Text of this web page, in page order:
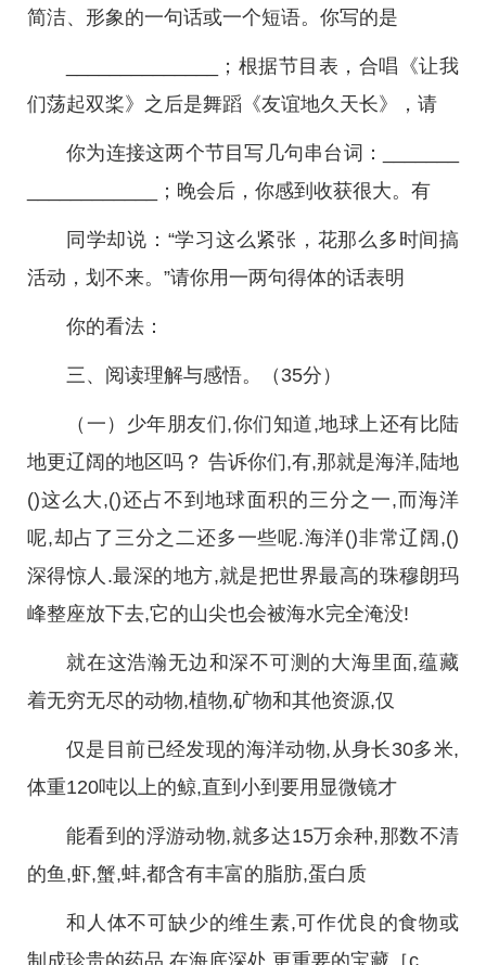
简洁、形象的一句话或一个短语。你写的是
______________；根据节目表，合唱《让我
们荡起双桨》之后是舞蹈《友谊地久天长》，请
你为连接这两个节目写几句串台词：_______
____________；晚会后，你感到收获很大。有
同学却说：“学习这么紧张，花那么多时间搞
活动，划不来。”请你用一两句得体的话表明
你的看法：
三、阅读理解与感悟。（35分）
（一）少年朋友们,你们知道,地球上还有比陆
地更辽阔的地区吗？ 告诉你们,有,那就是海洋,陆地
()这么大,()还占不到地球面积的三分之一,而海洋
呢,却占了三分之二还多一些呢.海洋()非常辽阔,()
深得惊人.最深的地方,就是把世界最高的珠穆朗玛
峰整座放下去,它的山尖也会被海水完全淹没!
就在这浩瀚无边和深不可测的大海里面,蕴藏
着无穷无尽的动物,植物,矿物和其他资源,仅
仅是目前已经发现的海洋动物,从身长30多米,
体重120吨以上的鲸,直到小到要用显微镜才
能看到的浮游动物,就多达15万余种,那数不清
的鱼,虾,蟹,蚌,都含有丰富的脂肪,蛋白质
和人体不可缺少的维生素,可作优良的食物或
制成珍贵的药品.在海底深处,更重要的宝藏［c